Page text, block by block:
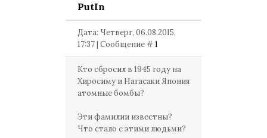
PutIn
Дата: Четверг, 06.08.2015,
17:37 | Сообщение #1
Кто сбросил в 1945 году на
Хиросиму и Нагасаки Япония
атомные бомбы?
Эти фамилии известны?
Что стало с этими людьми?